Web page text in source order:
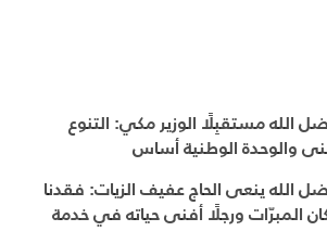
الله مستقبِلًا الوزير مكي: التنوع
والوحدة الوطنية أساس
الله ينعى الحاج عفيف الزيات: فقدنا
المبرّات ورجلًا أفنى حياته في خدمة